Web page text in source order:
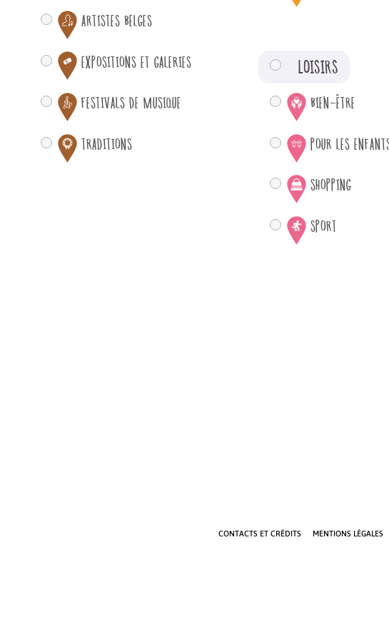
ARTISTES BELGES
EXPOSITIONS ET GALERIES
FESTIVALS DE MUSIQUE
TRADITIONS
LOISIRS
BIEN-ÊTRE
POUR LES
SHOPPING
SPORT
CONTACTS ET CRÉDITS MENTIONS LÉGALES